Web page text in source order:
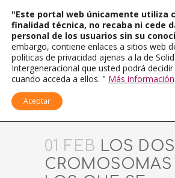
01 FEB LOS DOS
CROMOSOMAS
"Este portal web únicamente utiliza
finalidad técnica, no recaba ni cede
personal de los usuarios sin su
embargo, contiene enlaces a sitios web
políticas de privacidad ajenas a la de
Intergeneracional que usted podrá
cuando acceda a ellos. " Más información
Aceptar